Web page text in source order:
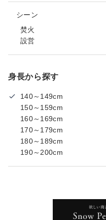
シーン
焚火
設営
身長から探す
140～149cm
150～159cm
160～169cm
170～179cm
180～189cm
190～200cm